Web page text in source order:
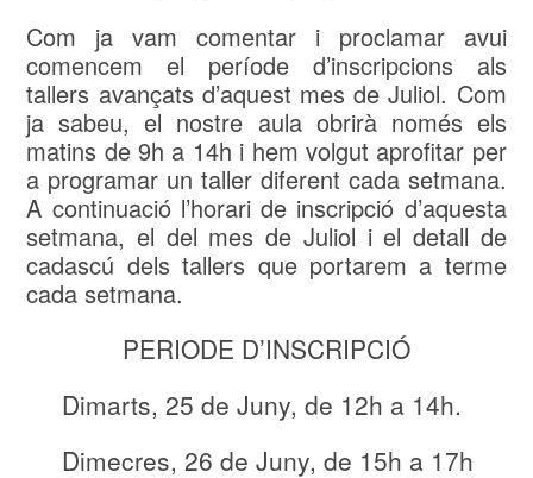
Com ja vam comentar i proclamar avui
comencem el període d’inscripcions als
tallers avançats d’aquest mes de Juliol. Com
ja sabeu, el nostre aula obrirà només els
matins de 9h a 14h i hem volgut aprofitar per
a programar un taller diferent cada setmana.
A continuació l’horari de inscripció d’aquesta
setmana, el del mes de Juliol i el detall de
cadascú dels tallers que portarem a terme
cada setmana.
PERIODE D’INSCRIPCIÓ
Dimarts, 25 de Juny, de 12h a 14h.
Dimecres, 26 de Juny, de 15h a 17h